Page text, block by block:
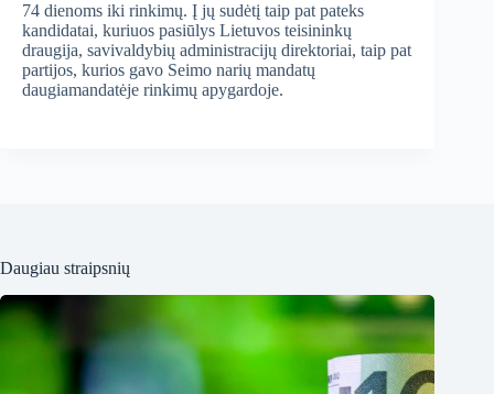
74 dienoms iki rinkimų. Į jų sudėtį taip pat pateks
kandidatai, kuriuos pasiūlys Lietuvos teisininkų
draugija, savivaldybių administracijų direktoriai, taip pat
partijos, kurios gavo Seimo narių mandatų
daugiamandatėje rinkimų apygardoje.
Daugiau straipsnių